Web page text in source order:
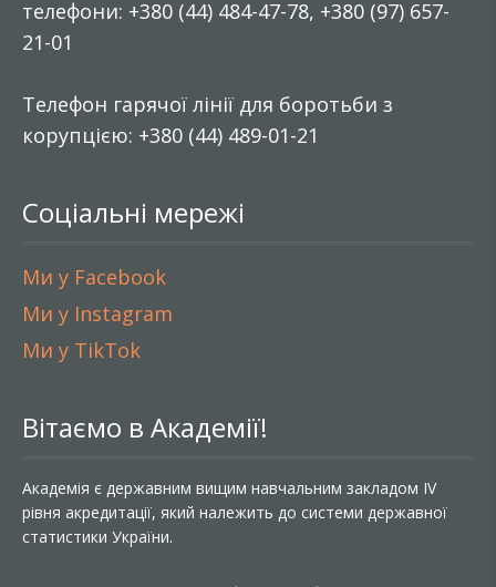
телефони: +380 (44) 484-47-78, +380 (97) 657-
21-01
Телефон гарячої лінії для боротьби з
корупцією: +380 (44) 489-01-21
Соціальні мережі
Ми у Facebook
Ми у Instagram
Ми у TikTok
Вітаємо в Академії!
Академія є державним вищим навчальним закладом IV
рівня акредитації, який належить до системи державної
статистики України.